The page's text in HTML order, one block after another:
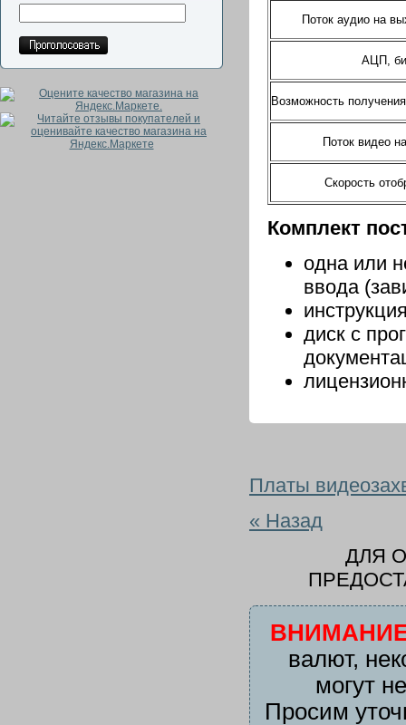
Поток аудио на
АЦП,
Возможность
Поток видео
Скорость
Комплект
одна или
ввода
диск с
Платы
« Назад
ДЛЯ
валют,
могут
Просим